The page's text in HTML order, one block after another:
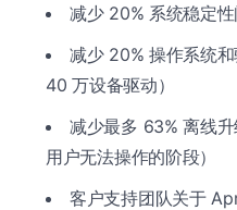
减少 20% 系统稳定
减少 20% 操作系统
40 万设备驱动）
减少最多 63% 离线
用户无法操作的阶段）
客户支持团队关于